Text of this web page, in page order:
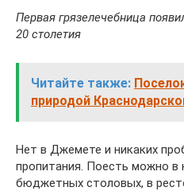
Первая грязелечебница
20 столетия
Читайте также:
природой
Нет в Джемете и никаких
пропитания. Поесть можно в
бюджетных столовых, в